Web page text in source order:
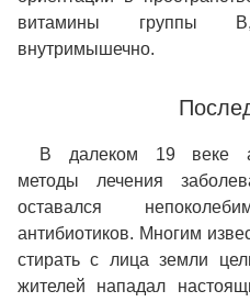
витамины группы
внутримышечно.
В далеком 19 веке
методы лечения
оставался
антибиотиков. Многим
стирать с лица земли
жителей нападал